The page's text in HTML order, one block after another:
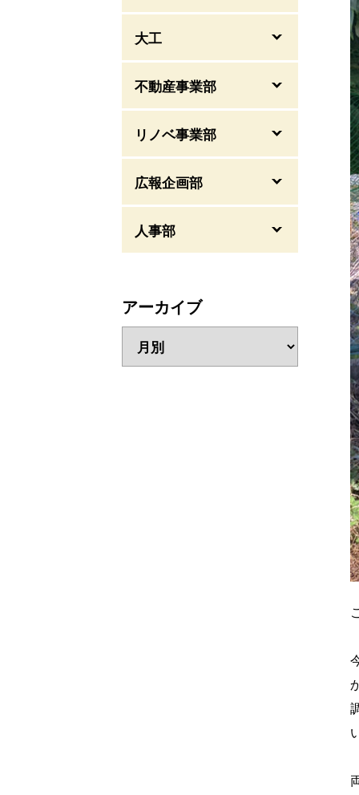
大工
不動産事業部
リノベ事業部
広報企画部
人事部
アーカイブ